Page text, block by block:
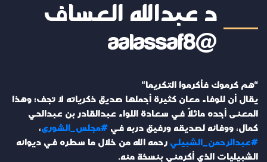
د عبدالله العساف
@aalassaf8
"هم كرموك فأكرموا التكريما"
يقال أن للوفاء معان كثيرة أجملها صديق ذكرياته لا تجف؛ وهذا
المعنى أجده ماثلاً في سعادة اللواء عبدالقادر بن عبدالحي
كمال، ووفائه لصديقه ورفيق دربه في #مجلس_الشورى،
#عبدالرحمن_الشبيلي رحمه الله من خلال ما سطره في ديوانه
الشبيليات الذي أكرمني بنسخة منه.